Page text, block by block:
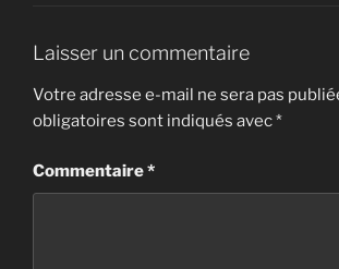
Laisser un commentaire
Votre adresse e-mail ne sera pas
obligatoires sont indiqués avec*
Commentaire*